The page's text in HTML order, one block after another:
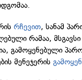
რჩევით, სანამ
რამაა, მსგავსი
გამოყენებული
მენეჯერის